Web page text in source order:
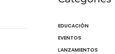
EDUCACIÓN
EVENTOS
LANZAMIENTOS